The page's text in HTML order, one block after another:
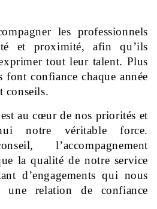
les professionnels
et proximité, afin qu’ils
tout leur talent. Plus
font confiance chaque année
conseils.
au cœur de nos priorités et
notre véritable force.
l’accompagnement
la qualité de notre service
d’engagements qui nous
une relation de confiance